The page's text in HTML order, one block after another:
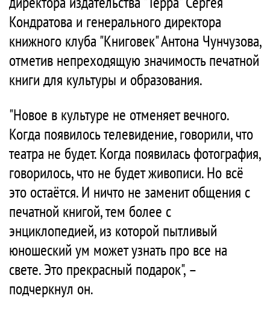
Кондратова и генерального директора
книжного клуба "Книговек" Антона Чунчузова,
отметив непреходящую значимость печатной
книги для культуры и образования.
"Новое в культуре не отменяет вечного.
Когда появилось телевидение, говорили, что
театра не будет. Когда появилась фотография,
говорилось, что не будет живописи. Но всё
это остаётся. И ничто не заменит общения с
печатной книгой, тем более с
энциклопедией, из которой пытливый
юношеский ум может узнать про все на
свете. Это прекрасный подарок", –
подчеркнул он.